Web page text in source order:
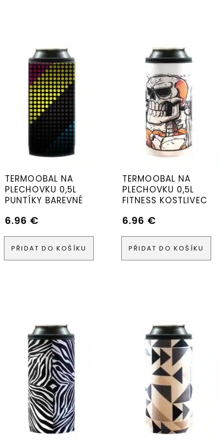
TERMOOBAL NA
PLECHOVKU 0,5L
PUNTÍKY BAREVNÉ
6.96 €
PŘIDAT DO KOŠÍKU
TERMOOBAL NA
PLECHOVKU 0,5L
FITNESS KOSTLIVEC
6.96 €
PŘIDAT DO KOŠÍKU